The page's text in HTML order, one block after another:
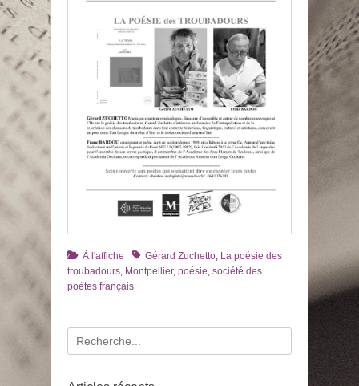
Catégories
À l'affiche TagsGérard Zuchetto, La poésie des
troubadours, Montpellier, poésie, société des
poètes français
Recherche
pour